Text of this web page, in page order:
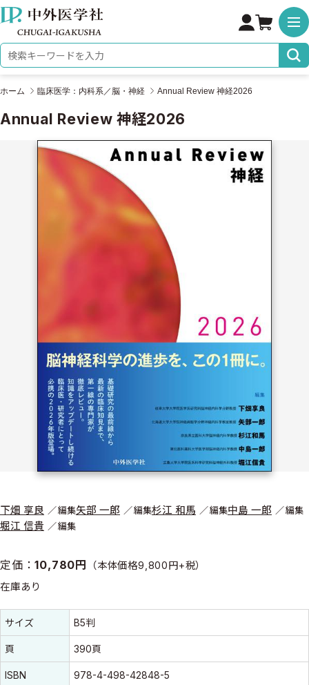
株式会社 中外医学社
検索キーワード
ホーム 臨床医学：内科系／脳・神経 Annual Review 神経2026
Annual Review 神経2026
下畑 享良 編集矢部 一郎 編集杉江 和馬 編集中島 一郎 編集
堀江 信貴 編集
定価：10,780円 （本体価格9,800円+税）
在庫あり
書誌情報
書誌情報
サイズ B5判
頁 390頁
ISBN 978-4-498-42848-5